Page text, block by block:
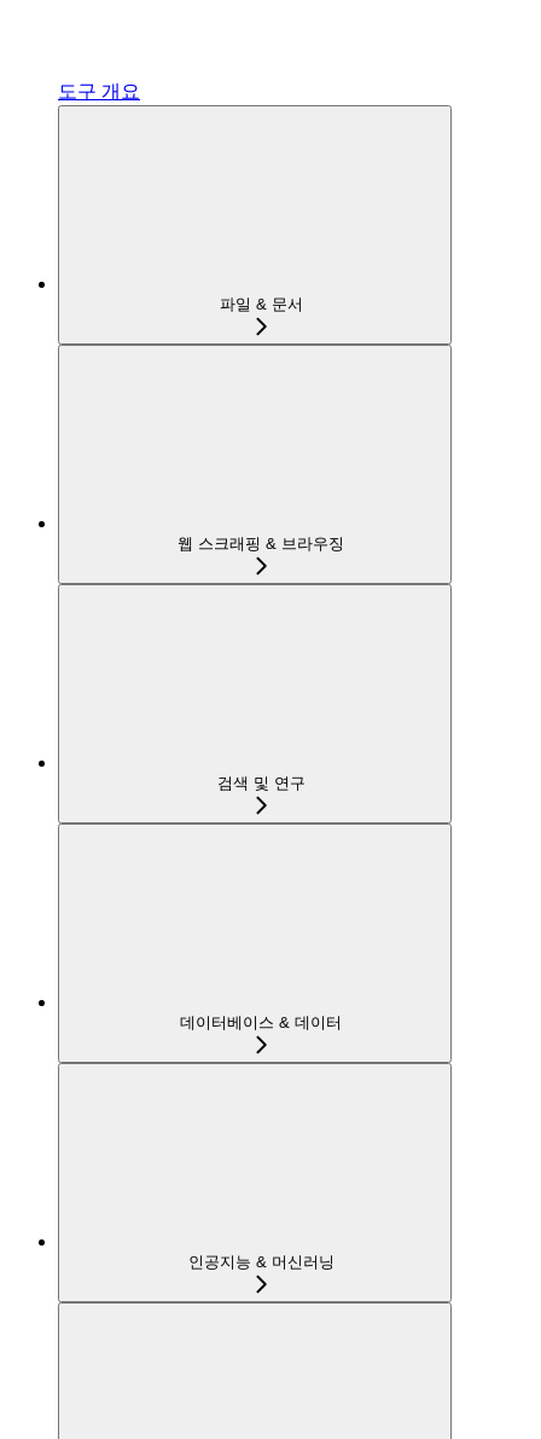
도구 개요
파일 & 문서
웹 스크래핑 & 브라우징
검색 및 연구
데이터베이스 & 데이터
인공지능 & 머신러닝